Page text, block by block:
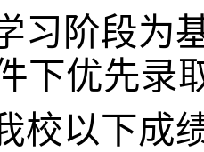
习阶段为
下优先录
校以下成